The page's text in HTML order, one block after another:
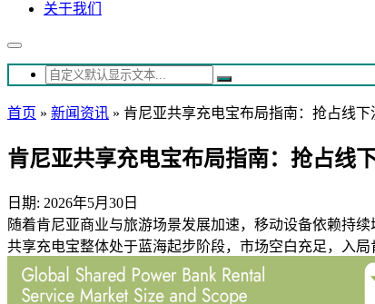
关于我们
首页 » 新闻资讯 » 肯尼亚共享充电宝布局指南：抢占线下
肯尼亚共享充电宝布局指南：抢占线
日期: 2026年5月30日
随着肯尼亚商业与旅游场景发展加速，移动设备依赖持
共享充电宝整体处于蓝海起步阶段，市场空白充足，入